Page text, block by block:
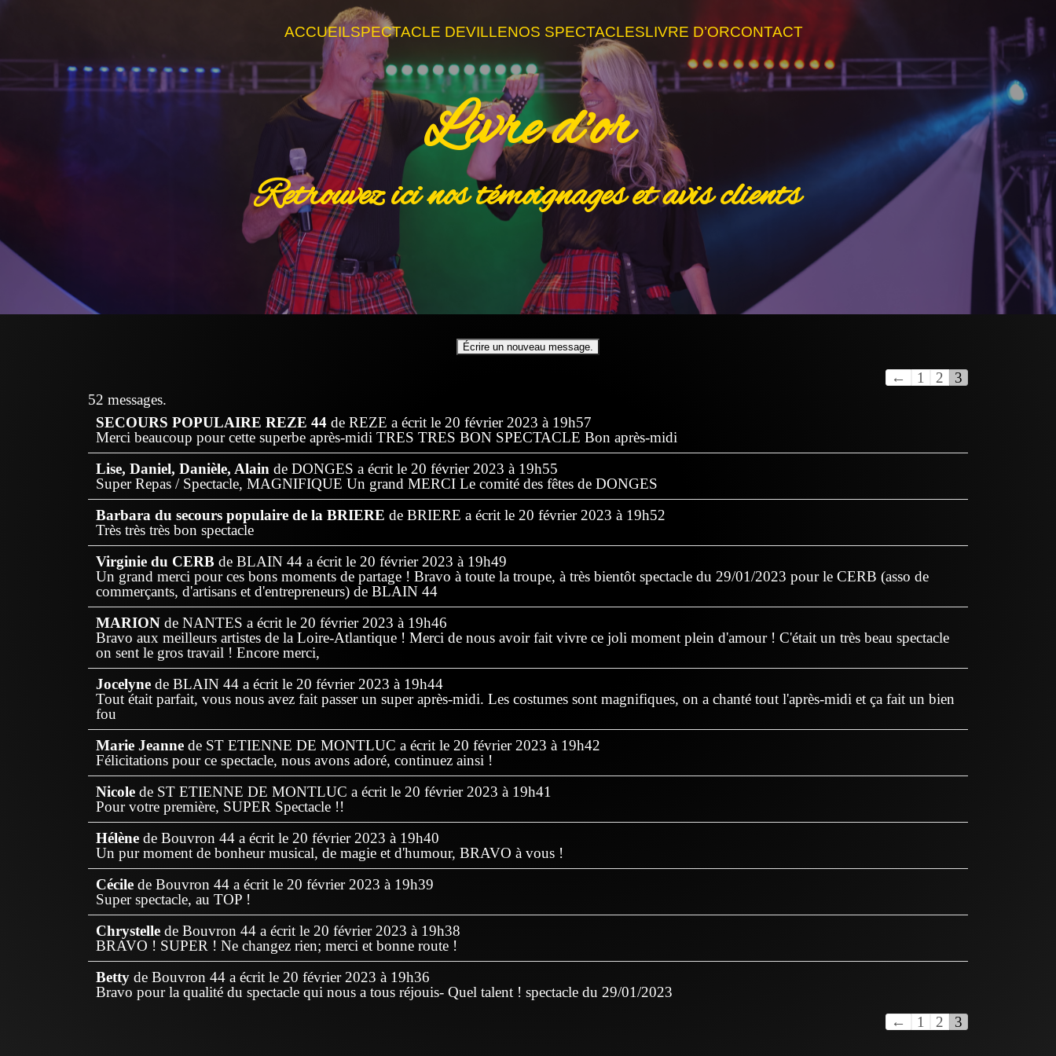
ACCUEILSPECTACLE DEVILLENOS SPECTACLESLIVRE D’ORCONTACT
Livre d'or
Retrouvez ici nos témoignages et avis clients
← 1 2
3
52 messages.
SECOURS POPULAIRE REZE 44 de REZE a écrit le 20 février 2023 à 19h57
Merci beaucoup pour cette superbe après-midi TRES TRES BON SPECTACLE Bon après-midi
Lise, Daniel, Danièle, Alain de DONGES a écrit le 20 février 2023 à 19h55
Super Repas / Spectacle, MAGNIFIQUE Un grand MERCI Le comité des fêtes de DONGES
Barbara du secours populaire de la BRIERE de BRIERE a écrit le 20 février 2023 à 19h52
Très très très bon spectacle
Virginie du CERB de BLAIN 44 a écrit le 20 février 2023 à 19h49
Un grand merci pour ces bons moments de partage ! Bravo à toute la troupe, à très bientôt spectacle du 29/01/2023 pour le CERB (asso de
commerçants, d'artisans et d'entrepreneurs) de BLAIN 44
MARION de NANTES a écrit le 20 février 2023 à 19h46
Bravo aux meilleurs artistes de la Loire-Atlantique ! Merci de nous avoir fait vivre ce joli moment plein d'amour ! C'était un très beau spectacle
on sent le gros travail ! Encore merci,
Jocelyne de BLAIN 44 a écrit le 20 février 2023 à 19h44
Tout était parfait, vous nous avez fait passer un super après-midi. Les costumes sont magnifiques, on a chanté tout l'après-midi et ça fait un bien
fou
Marie Jeanne de ST ETIENNE DE MONTLUC a écrit le 20 février 2023 à 19h42
Félicitations pour ce spectacle, nous avons adoré, continuez ainsi !
Nicole de ST ETIENNE DE MONTLUC a écrit le 20 février 2023 à 19h41
Pour votre première, SUPER Spectacle !!
Hélène de Bouvron 44 a écrit le 20 février 2023 à 19h40
Un pur moment de bonheur musical, de magie et d'humour, BRAVO à vous !
Cécile de Bouvron 44 a écrit le 20 février 2023 à 19h39
Super spectacle, au TOP !
Chrystelle de Bouvron 44 a écrit le 20 février 2023 à 19h38
BRAVO ! SUPER ! Ne changez rien; merci et bonne route !
Betty de Bouvron 44 a écrit le 20 février 2023 à 19h36
Bravo pour la qualité du spectacle qui nous a tous réjouis- Quel talent ! spectacle du 29/01/2023
←
1 2 3